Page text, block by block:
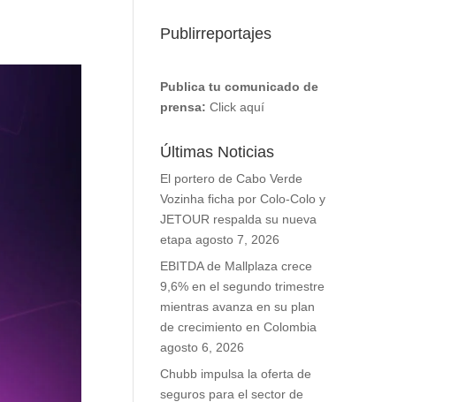
Publirreportajes
Publica tu comunicado de
prensa: Click aquí
Últimas Noticias
El portero de Cabo Verde
Vozinha ficha por Colo-Colo y
JETOUR respalda su nueva
etapa agosto 7, 2026
EBITDA de Mallplaza crece
9,6% en el segundo trimestre
mientras avanza en su plan
de crecimiento en Colombia
agosto 6, 2026
Chubb impulsa la oferta de
seguros para el sector de